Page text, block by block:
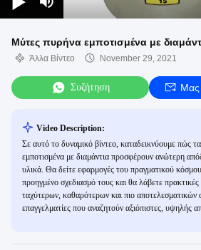
Μύτες πυρήνα εμποτισμένα με
Άλλα Βίντεο November 29, 2021
Συζήτηση Μας
Video Description:
Σε αυτό το δυναμικό βίντεο, καταδεικνύουμε πώς
εμποτισμένα με διαμάντια προσφέρουν ανώτερη
υλικά. Θα δείτε εφαρμογές του πραγματικού
προηγμένο σχεδιασμό τους και θα λάβετε
ταχύτερων, καθαρότερων και πιο αποτελεσματικών
επαγγελματίες που αναζητούν αξιόπιστες, υψηλής